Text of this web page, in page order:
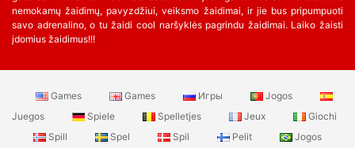
nemokamų žaidimų, pavyzdžiui, veiksmo žaidimai, ir jie bus pripumpuoti
savo adrenalino, o tu žaidi cool naršyklės pagrindu žaidimai. Laiko žaisti
įdomius žaidimus!!!
Games Games Игры
Jogos
Juegos
Spiele Spelletjes Jeux
Giochi
Spill
Spel Spil Pelit Jogos